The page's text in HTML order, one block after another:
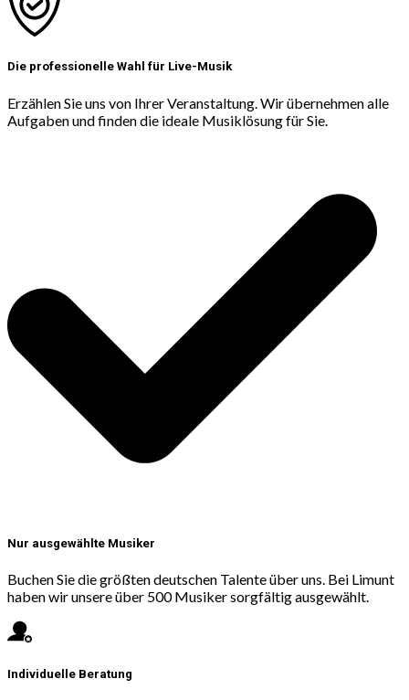
Die professionelle Wahl für Live-Musik
Erzählen Sie uns von Ihrer Veranstaltung. Wir übernehmen alle
Aufgaben und finden die ideale Musiklösung für Sie.
Nur ausgewählte Musiker
Buchen Sie die größten deutschen Talente über uns. Bei Limunt
haben wir unsere über 500 Musiker sorgfältig ausgewählt.
Individuelle Beratung